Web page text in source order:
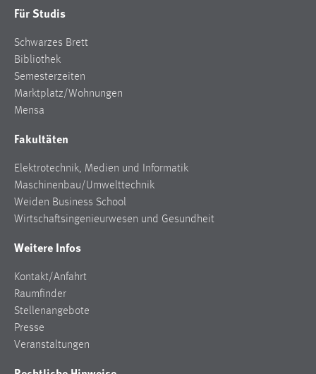
Für Studis
Schwarzes Brett
Bibliothek
Semesterzeiten
Marktplatz/Wohnungen
Mensa
Fakultäten
Elektrotechnik, Medien und Informatik
Maschinenbau/Umwelttechnik
Weiden Business School
Wirtschaftsingenieurwesen und Gesundheit
Weitere Infos
Kontakt/Anfahrt
Raumfinder
Stellenangebote
Presse
Veranstaltungen